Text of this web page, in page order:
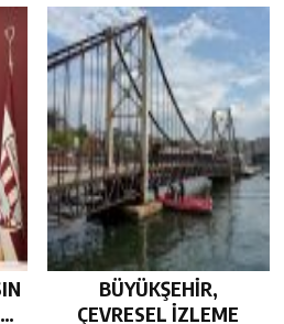
KOLTUĞUNDA…
BÜYÜKŞEHİR,
ÇEVRESEL İZLEME